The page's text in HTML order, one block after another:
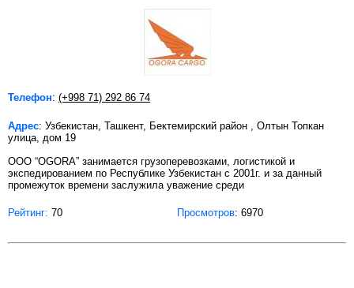
Телефон: (+998 71) 292 86 74
Адрес: Узбекистан, Ташкент, Бектемирский район , Олтын Топкан
улица, дом 19
ООО “OGORA” занимается грузоперевозками, логистикой и
экспедированием по Республике Узбекистан с 2001г. и за данный
промежуток времени заслужила уважение среди
Рейтинг: 70 Просмотров: 6970